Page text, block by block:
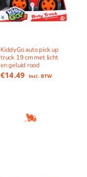
KiddyGo auto pick up
truck 19 cm met licht
en geluid rood
€14.49 Incl. BTW